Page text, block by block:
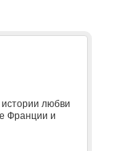
любви
Франции и